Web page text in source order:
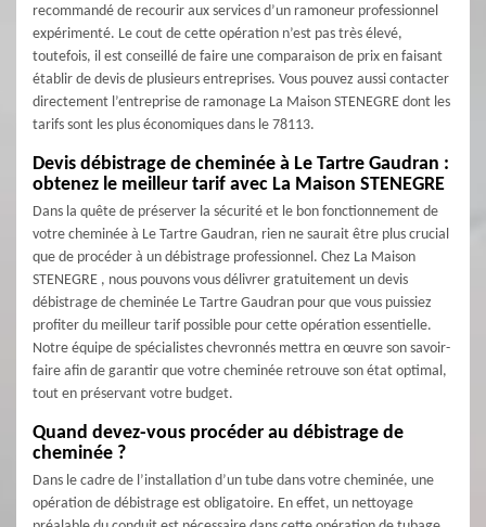
recommandé de recourir aux services d’un ramoneur professionnel
expérimenté. Le cout de cette opération n’est pas très élevé,
toutefois, il est conseillé de faire une comparaison de prix en faisant
établir de devis de plusieurs entreprises. Vous pouvez aussi contacter
directement l’entreprise de ramonage La Maison STENEGRE dont les
tarifs sont les plus économiques dans le 78113.
Devis débistrage de cheminée à Le Tartre Gaudran :
obtenez le meilleur tarif avec La Maison STENEGRE
Dans la quête de préserver la sécurité et le bon fonctionnement de
votre cheminée à Le Tartre Gaudran, rien ne saurait être plus crucial
que de procéder à un débistrage professionnel. Chez La Maison
STENEGRE , nous pouvons vous délivrer gratuitement un devis
débistrage de cheminée Le Tartre Gaudran pour que vous puissiez
profiter du meilleur tarif possible pour cette opération essentielle.
Notre équipe de spécialistes chevronnés mettra en œuvre son savoir-
faire afin de garantir que votre cheminée retrouve son état optimal,
tout en préservant votre budget.
Quand devez-vous procéder au débistrage de
cheminée ?
Dans le cadre de l’installation d’un tube dans votre cheminée, une
opération de débistrage est obligatoire. En effet, un nettoyage